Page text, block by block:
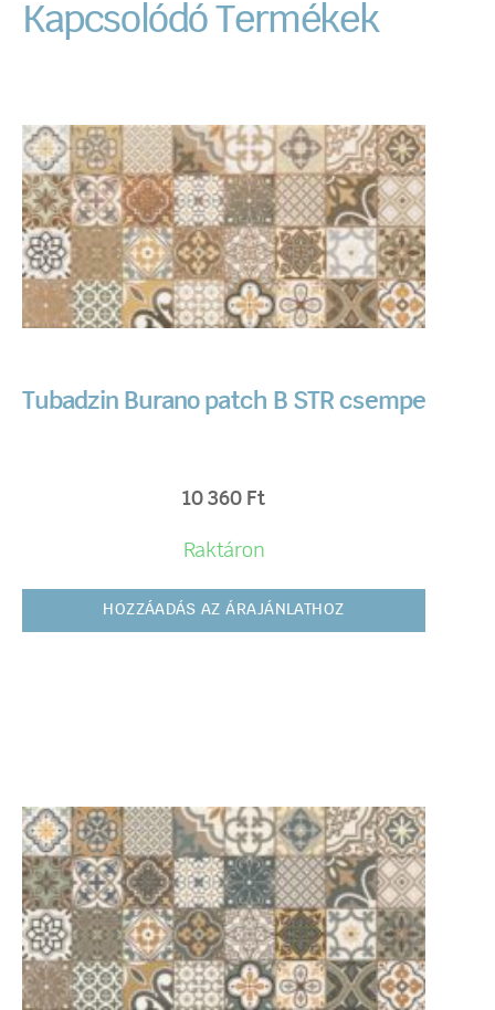
Kapcsolódó Termékek
Tubadzin Burano patch B STR csempe
10 360 Ft
Raktáron
HOZZÁADÁS AZ ÁRAJÁNLATHOZ